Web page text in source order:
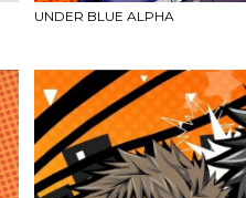
UNDER BLUE ALPHA